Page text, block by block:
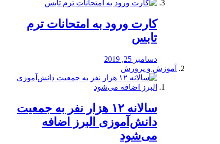
کارت ورود به امتحانات ترم
تابس
دسامبر 25, 2019
آموزش و پرورش
️سالانه ۱۲ هزار نفر به جمعیت
دانش‌آموزی البرز اضافه
می‌شود